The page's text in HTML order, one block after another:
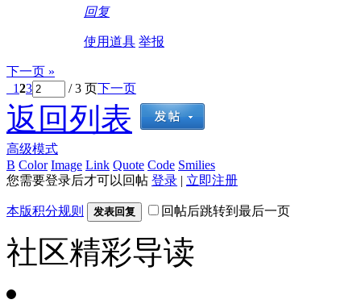
回复
使用道具 举报
下一页 »
123 / 3 页下一页
返回列表
高级模式
B Color Image Link Quote Code Smilies
您需要登录后才可以回帖 登录 | 立即注册
本版积分规则 发表回复 回帖后跳转到最后一页
社区精彩导读